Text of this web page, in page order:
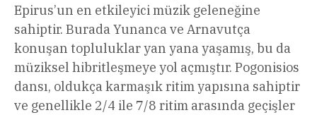
Epirus’un en etkileyici müzik geleneğine
sahiptir. Burada Yunanca ve Arnavutça
konuşan topluluklar yan yana yaşamış, bu da
müziksel hibritleşmeye yol açmıştır. Pogonisios
dansı, oldukça karmaşık ritim yapısına sahiptir
ve genellikle 2/4 ile 7/8 ritim arasında geçişler